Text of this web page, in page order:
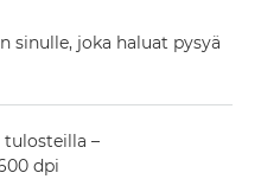
sinulle, joka haluat pysyä
tulosteilla –
dpi